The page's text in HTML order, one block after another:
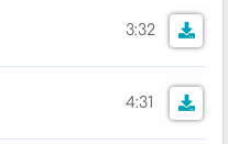
3:32
4:31